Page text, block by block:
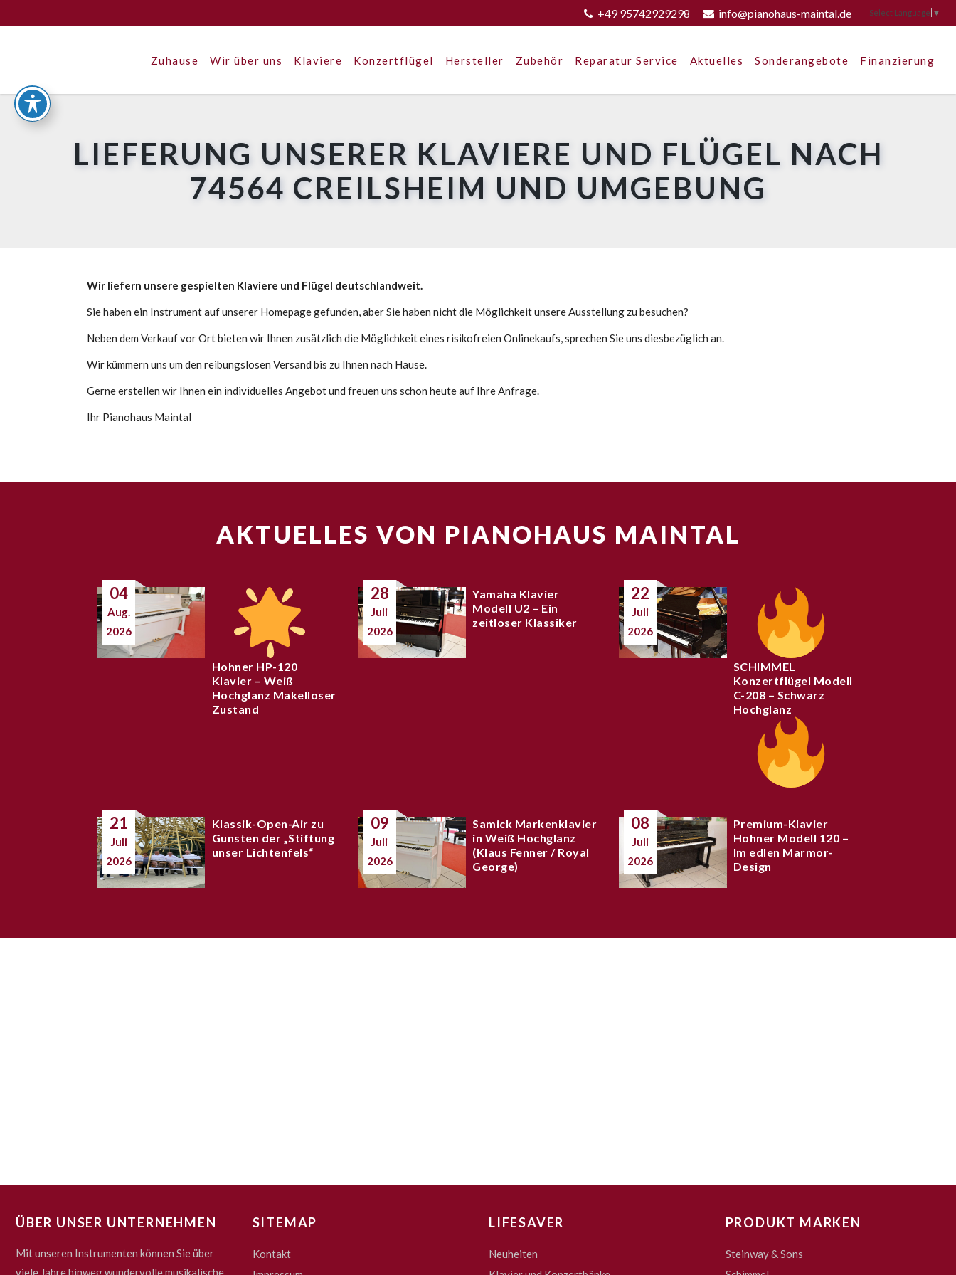
+49 95742929298 info@pianohaus-maintal.de Select Language ▼
Zuhause Wir über uns Klaviere Konzertflügel Hersteller Zubehör Reparatur Service Aktuelles Sonderangebote Finanzierung
LIEFERUNG UNSERER KLAVIERE UND FLÜGEL NACH
74564 CREILSHEIM UND UMGEBUNG
Wir liefern unsere gespielten Klaviere und Flügel deutschlandweit.
Sie haben ein Instrument auf unserer Homepage gefunden, aber Sie haben nicht die Möglichkeit unsere Ausstellung zu besuchen?
Neben dem Verkauf vor Ort bieten wir Ihnen zusätzlich die Möglichkeit eines risikofreien Onlinekaufs, sprechen Sie uns diesbezüglich an.
Wir kümmern uns um den reibungslosen Versand bis zu Ihnen nach Hause.
Gerne erstellen wir Ihnen ein individuelles Angebot und freuen uns schon heute auf Ihre Anfrage.
Ihr Pianohaus Maintal
AKTUELLES VON PIANOHAUS MAINTAL
04
Aug.
2026
Hohner HP-120
Klavier – Weiß
Hochglanz Makelloser
Zustand
28
Juli
2026
Yamaha Klavier
Modell U2 – Ein
zeitloser Klassiker
22
Juli
2026
SCHIMMEL
Konzertflügel Modell
C-208 – Schwarz
Hochglanz
21
Juli
2026
Klassik-Open-Air zu
Gunsten der „Stiftung
unser Lichtenfels“
09
Juli
2026
Samick Markenklavier
in Weiß Hochglanz
(Klaus Fenner / Royal
George)
08
Juli
2026
Premium-Klavier
Hohner Modell 120 –
Im edlen Marmor-
Design
ÜBER UNSER UNTERNEHMEN
Mit unseren Instrumenten können Sie über
viele Jahre hinweg wundervolle musikalische
SITEMAP
Kontakt
LIFESAVER
Neuheiten
PRODUKT MARKEN
Steinway & Sons